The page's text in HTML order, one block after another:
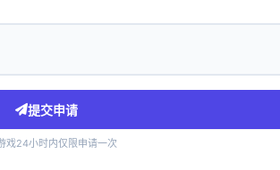
提交申请
戏24小时内仅限申请一次